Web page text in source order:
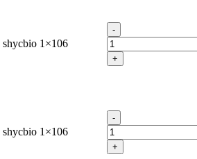
shycbio 1×106
-
+
shycbio 1×106
-
+